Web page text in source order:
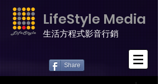
LifeStyle Media
生活方程式影音行銷
Share